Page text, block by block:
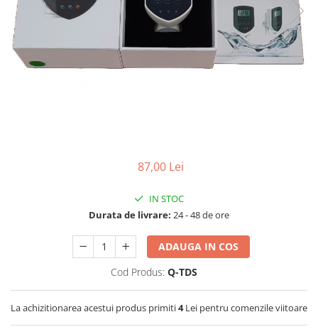
Lampi UV de schimb
Rezervoare
Medii de filtrare
Pompe de presiune
87,00 Lei
IN STOC
Durata de livrare: 24 - 48 de ore
ADAUGA IN COS
Cod Produs: Q-TDS
La achizitionarea acestui produs primiti4Lei pentru comenzile viitoare